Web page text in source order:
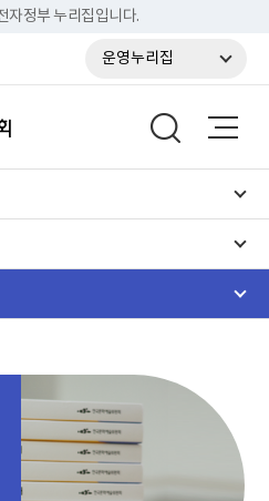
자정부 누리집입니다.
운영누리집